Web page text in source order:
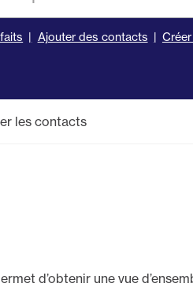
Ajouter des contacts
les contacts
d’obtenir une vue